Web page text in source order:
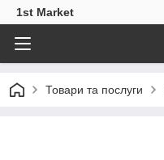
1st Market
Товари та послуги